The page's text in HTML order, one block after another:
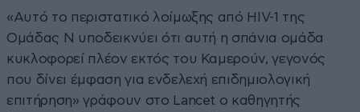
«Αυτό το περιστατικό λοίμωξης από HIV-1 της
Ομάδας Ν υποδεικνύει ότι αυτή η σπάνια ομάδα
κυκλοφορεί πλέον εκτός του Καμερούν, γεγονός
που δίνει έμφαση για ενδελεχή επιδημιολογική
επιτήρηση» γράφουν στο Lancet ο καθηγητής